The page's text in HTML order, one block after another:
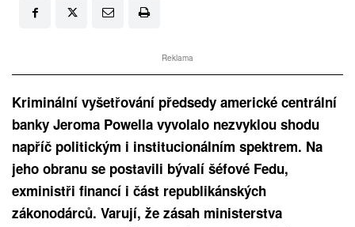
Reklama
Kriminální vyšetřování předsedy americké centrální
banky Jeroma Powella vyvolalo nezvyklou shodu
napříč politickým i institucionálním spektrem. Na
jeho obranu se postavili bývalí šéfové Fedu,
exministři financí i část republikánských
zákonodárců. Varují, že zásah ministerstva